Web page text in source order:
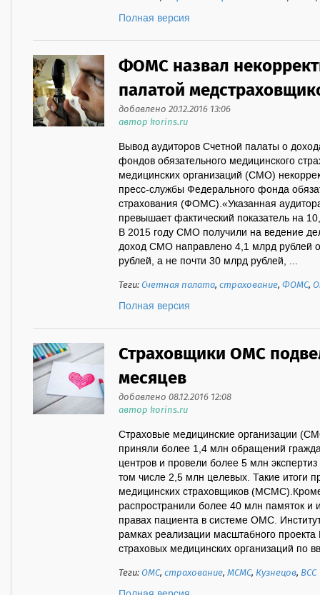
Полная версия
ФОМС назвал
палатой
добавлено 20.12.2016 13:06
автор korins.ru
Вывод аудиторов Счетной палаты о
фондов обязательного медицинского
медицинских организаций (СМО)
пресс-службы Федерального фонда
страхования (ФОМС).«Указанная
превышает фактический показатель на
В 2015 году СМО получили на ведение
доход СМО направлено 4,1 млрд рублей
рублей, а не почти 30 млрд рублей, ...
Теги:Счетная палата,страхование,ФОМС,
Полная версия
Страховщики ОМС
месяцев
добавлено 08.12.2016 12:08
автор korins.ru
Cтраховые медицинские организации
приняли более 1,4 млн обращений
центров и провели более 5 млн
том числе 2,5 млн целевых. Такие итоги
медицинских страховщиков
распространили более 40 млн памяток
правах пациента в системе ОМС.
рамках реализации масштабного
страховых медицинских организаций по
Теги:ОМС,страхование,МСМС, Кузнецов, ВСС